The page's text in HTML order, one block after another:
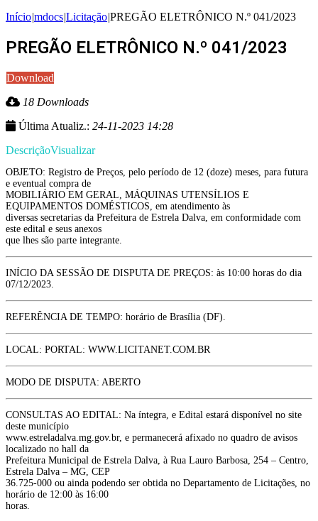
Início|mdocs|Licitação|PREGÃO ELETRÔNICO N.º 041/2023
PREGÃO ELETRÔNICO N.º 041/2023
Download
18 Downloads
Última Atualiz.: 24-11-2023 14:28
DescriçãoVisualizar
OBJETO: Registro de Preços, pelo período de 12 (doze) meses, para futura
e eventual compra de
MOBILIÁRIO EM GERAL, MÁQUINAS UTENSÍLIOS E
EQUIPAMENTOS DOMÉSTICOS, em atendimento às
diversas secretarias da Prefeitura de Estrela Dalva, em conformidade com
este edital e seus anexos
que lhes são parte integrante.
INÍCIO DA SESSÃO DE DISPUTA DE PREÇOS: às 10:00 horas do dia
07/12/2023.
REFERÊNCIA DE TEMPO: horário de Brasília (DF).
LOCAL: PORTAL: WWW.LICITANET.COM.BR
MODO DE DISPUTA: ABERTO
CONSULTAS AO EDITAL: Na íntegra, e Edital estará disponível no site
deste município
www.estreladalva.mg.gov.br, e permanecerá afixado no quadro de avisos
localizado no hall da
Prefeitura Municipal de Estrela Dalva, à Rua Lauro Barbosa, 254 – Centro,
Estrela Dalva – MG, CEP
36.725-000 ou ainda podendo ser obtida no Departamento de Licitações, no
horário de 12:00 às 16:00
horas.